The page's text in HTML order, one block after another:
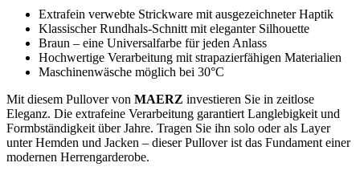
Extrafein verwebte Strickware mit ausgezeichneter Haptik
Klassischer Rundhals-Schnitt mit eleganter Silhouette
Braun – eine Universalfarbe für jeden Anlass
Hochwertige Verarbeitung mit strapazierfähigen Materialien
Maschinenwäsche möglich bei 30°C
Mit diesem Pullover von MAERZ investieren Sie in zeitlose
Eleganz. Die extrafeine Verarbeitung garantiert Langlebigkeit und
Formbständigkeit über Jahre. Tragen Sie ihn solo oder als Layer
unter Hemden und Jacken – dieser Pullover ist das Fundament einer
modernen Herrengarderobe.